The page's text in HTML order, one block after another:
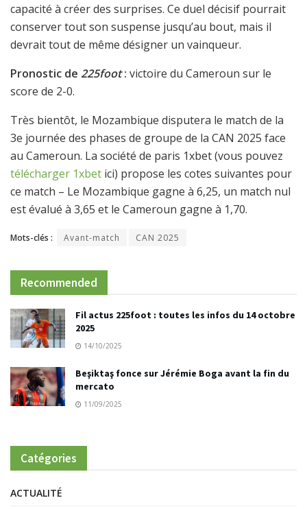
capacité à créer des surprises. Ce duel décisif pourrait
conserver tout son suspense jusqu’au bout, mais il
devrait tout de même désigner un vainqueur.
Pronostic de 225foot: victoire du Cameroun sur le
score de 2-0.
Très bientôt, le Mozambique disputera le match de la
3e journée des phases de groupe de la CAN 2025 face
au Cameroun. La société de paris 1xbet (vous pouvez
télécharger 1xbet ici) propose les cotes suivantes pour
ce match – Le Mozambique gagne à 6,25, un match nul
est évalué à 3,65 et le Cameroun gagne à 1,70.
Mots-clés : Avant-match CAN 2025
Recommended
Fil actus 225foot : toutes les infos du 14 octobre
2025
14/10/2025
Beşiktaş fonce sur Jérémie Boga avant la fin du
mercato
11/09/2025
Catégories
ACTUALITÉ